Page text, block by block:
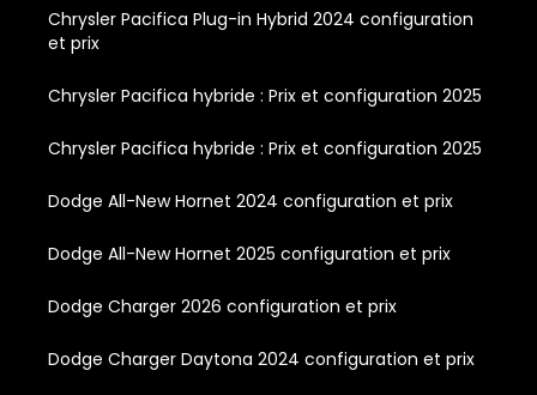
Chrysler Pacifica Plug-in Hybrid 2024 configuration
et prix
Chrysler Pacifica hybride : Prix et configuration 2025
Chrysler Pacifica hybride : Prix et configuration 2025
Dodge All-New Hornet 2024 configuration et prix
Dodge All-New Hornet 2025 configuration et prix
Dodge Charger 2026 configuration et prix
Dodge Charger Daytona 2024 configuration et prix